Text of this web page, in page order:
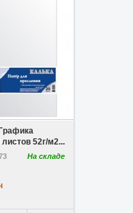
52г/м2...
На складе